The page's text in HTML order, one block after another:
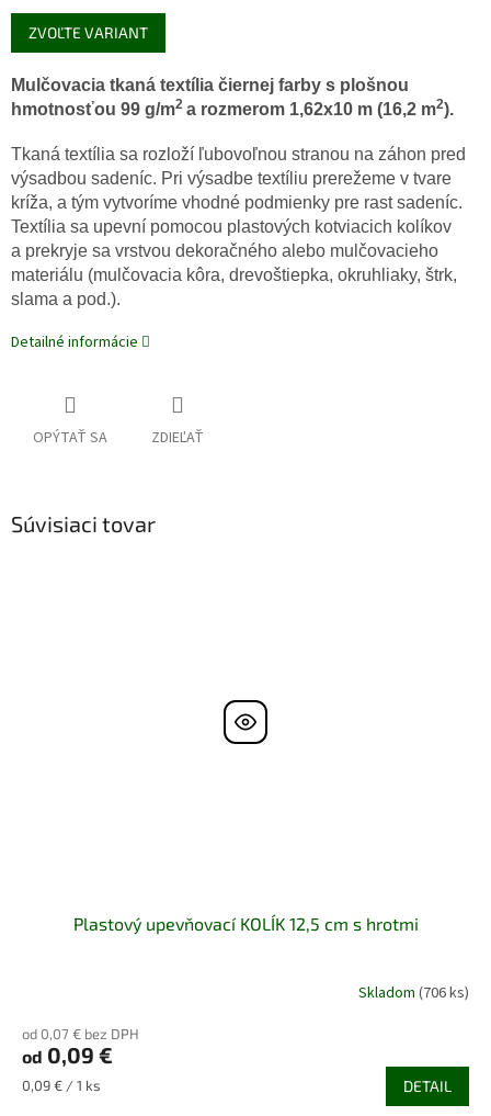
Jednotková
cena:
ZVOĽTE VARIANT
Mulčovacia tkaná textília čiernej farby s plošnou
hmotnosťou 99 g/m2 a rozmerom 1,62x10 m (16,2 m2).
Tkaná textília sa rozloží ľubovoľnou stranou na záhon pred
výsadbou sadeníc. Pri výsadbe textíliu prerežeme v tvare
kríža, a tým vytvoríme vhodné podmienky pre rast sadeníc.
Textília sa upevní pomocou plastových kotviacich kolíkov
a prekryje sa vrstvou dekoračného alebo mulčovacieho
materiálu (mulčovacia kôra, drevoštiepka, okruhliaky, štrk,
slama a pod.).
Detailné informácie
OPÝTAŤ SA ZDIEĽAŤ
Súvisiaci tovar
Plastový upevňovací KOLÍK 12,5 cm s hrotmi
Skladom (706 ks)
od 0,07 € bez DPH
od 0,09 €
Jednotková
0,09 € / 1 ks DETAIL